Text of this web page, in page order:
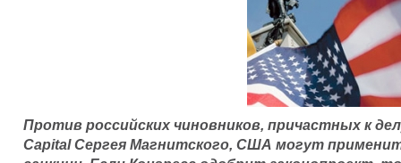
Против российских чиновников, причастных к
Capital Сергея Магнитского, США могут